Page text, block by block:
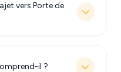
vers Porte de
il ?